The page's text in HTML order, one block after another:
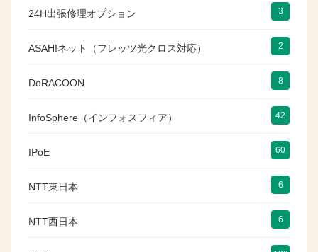
24H出張修理オプション 3
ASAHIネット（フレッツ光クロス対応） 2
DoRACOON 8
InfoSphere（インフォスフィア） 42
IPoE 60
NTT東日本 6
NTT西日本 6